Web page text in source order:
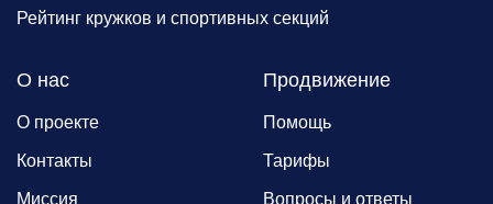
Рейтинг кружков и спортивных секций
О нас
О проекте
Контакты
Продвижение
Помощь
Тарифы